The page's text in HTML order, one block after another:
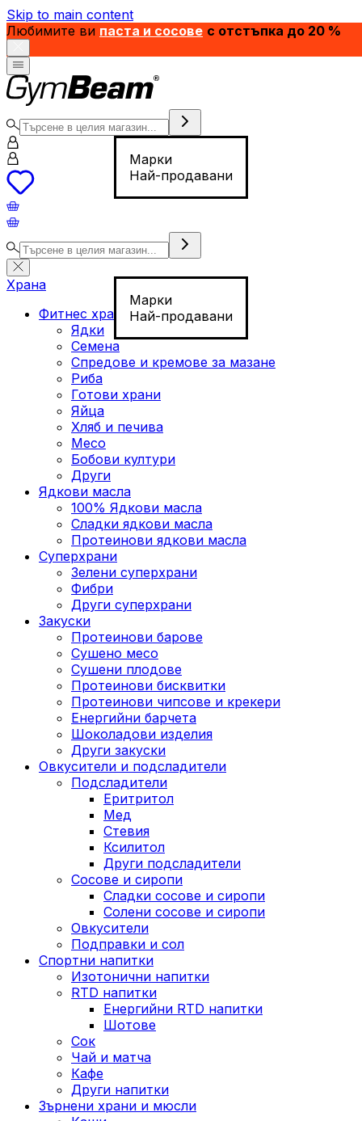
Skip to main content
Любимите ви паста и сосове с отстъпка до 20 %
Марки
Най-продавани
Марки
Най-продавани
Храна
Фитнес храна
Ядки
Семена
Спредове и кремове за мазане
Риба
Готови храни
Яйца
Хляб и печива
Месо
Бобови култури
Други
Ядкови масла
100% Ядкови масла
Сладки ядкови масла
Протеинови ядкови масла
Суперхрани
Зелени суперхрани
Фибри
Други суперхрани
3акуски
Протеинови бaрове
Сушено месо
Сушени плодове
Протеинови бисквитки
Протеинови чипсове и крекери
Енергийни барчета
Шоколадови изделия
Други закуски
Овкусители и подсладители
Подсладители
Еритритол
Мед
Стевия
Ксилитол
Други подсладители
Сосове и сиропи
Сладки сосове и сиропи
Солени сосове и сиропи
Овкусители
Подправки и сол
Спортни напитки
Изотонични напитки
RTD напитки
Енергийни RTD напитки
Шотове
Сок
Чай и матча
Кафе
Други напитки
Зърнени храни и мюсли